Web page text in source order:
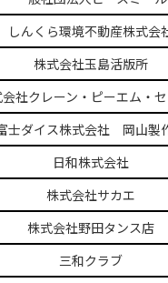
しんくら環境不動産株式会
株式会社玉島活版所
社クレーン・ピーエム・
士ダイス株式会社 岡山製
日和株式会社
株式会社サカエ
株式会社野田タンス店
三和クラブ